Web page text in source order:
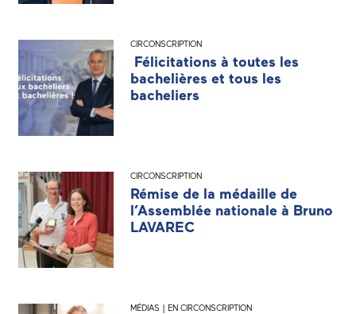
CIRCONSCRIPTION
Félicitations à toutes les
bachelières et tous les
bacheliers
CIRCONSCRIPTION
Rémise de la médaille de
l’Assemblée nationale à Bruno
LAVAREC
MÉDIAS | EN CIRCONSCRIPTION